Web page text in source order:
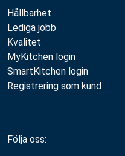
Hållbarhet
Lediga jobb
Kvalitet
MyKitchen login
SmartKitchen login
Registrering som kund
Följa oss: